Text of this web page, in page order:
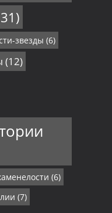
звезды (6)
(12)
(6)
(7)